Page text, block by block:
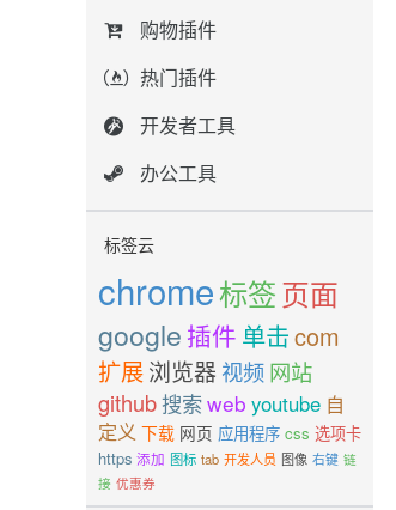
购物插件
热门插件
开发者工具
办公工具
标签云
chrome标签页面
google 插件 单击com
扩展浏览器 视频网站
github搜索web youtube 自
定义 下载 网页 应用程序 css 选项卡
https 添加 图标 tab 开发人员 图像 右键 链
接 优惠券